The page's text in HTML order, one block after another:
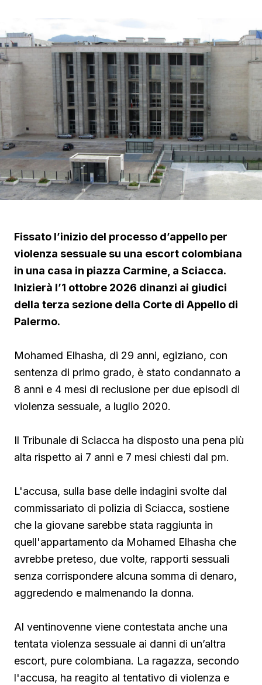
Fissato l’inizio del processo d’appello per
violenza sessuale su una escort colombiana
in una casa in piazza Carmine, a Sciacca.
Inizierà l’1 ottobre 2026 dinanzi ai giudici
della terza sezione della Corte di Appello di
Palermo.
Mohamed Elhasha, di 29 anni, egiziano, con
sentenza di primo grado, è stato condannato a
8 anni e 4 mesi di reclusione per due episodi di
violenza sessuale, a luglio 2020.
Il Tribunale di Sciacca ha disposto una pena più
alta rispetto ai 7 anni e 7 mesi chiesti dal pm.
L'accusa, sulla base delle indagini svolte dal
commissariato di polizia di Sciacca, sostiene
che la giovane sarebbe stata raggiunta in
quell'appartamento da Mohamed Elhasha che
avrebbe preteso, due volte, rapporti sessuali
senza corrispondere alcuna somma di denaro,
aggredendo e malmenando la donna.
Al ventinovenne viene contestata anche una
tentata violenza sessuale ai danni di un’altra
escort, pure colombiana. La ragazza, secondo
l'accusa, ha reagito al tentativo di violenza e